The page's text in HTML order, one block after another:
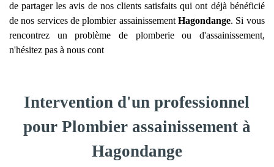
de partager les avis de nos clients satisfaits qui ont déjà bénéficié
de nos services de plombier assainissementHagondange. Si vous
rencontrez un problème de plomberie ou d'assainissement,
n'hésitez pas à nous cont
Intervention d'un professionnel
pour Plombier assainissement à
Hagondange